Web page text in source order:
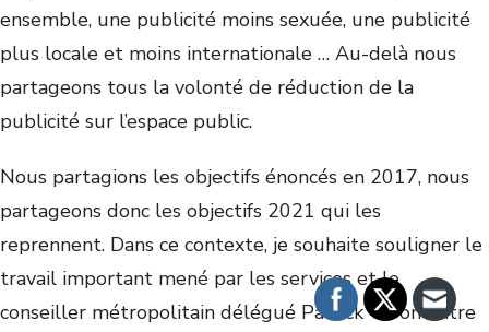
ensemble, une publicité moins sexuée, une publicité
plus locale et moins internationale … Au-delà nous
partageons tous la volonté de réduction de la
publicité sur l’espace public.
Nous partagions les objectifs énoncés en 2017, nous
partageons donc les objectifs 2021 qui les
reprennent. Dans ce contexte, je souhaite souligner le
travail important mené par les services et le
conseiller métropolitain délégué Patrick Veron entre